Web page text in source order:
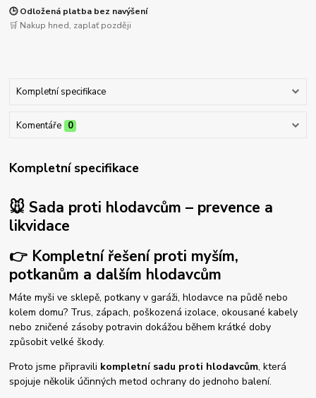
🕒 Odložená platba bez navýšení
🛒 Nakup hned, zaplať později
Kompletní specifikace
Komentáře 0
Kompletní specifikace
🐭 Sada proti hlodavcům – prevence a
likvidace
👉 Kompletní řešení proti myším,
potkanům a dalším hlodavcům
Máte myši ve sklepě, potkany v garáži, hlodavce na půdě nebo
kolem domu? Trus, zápach, poškozená izolace, okousané kabely
nebo zničené zásoby potravin dokážou během krátké doby
způsobit velké škody.
Proto jsme připravili kompletní sadu proti hlodavcům, která
spojuje několik účinných metod ochrany do jednoho balení.